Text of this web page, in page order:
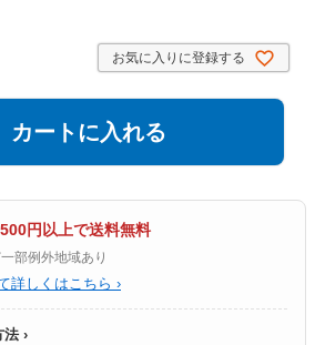
お気に入りに登録する
カートに入れる
円以上で送料無料
部例外地域あり
詳しくはこちら ›
›